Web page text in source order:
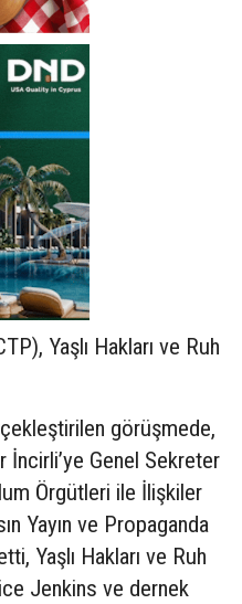
Yaşlı Hakları ve Ruh
görüşmede,
İncirli’ye Genel Sekreter
Örgütleri ile İlişkiler
Yayın ve Propaganda
Yaşlı Hakları ve Ruh
Jenkins ve dernek